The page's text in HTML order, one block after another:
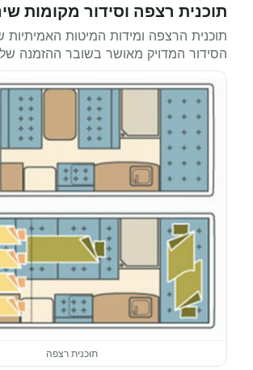
תוכנית רצפה וסידור מקומות
תוכנית הרצפה ומידות המיטות
הסידור המדויק מאושר בשובר ההזמנה
תוכנית רצפה